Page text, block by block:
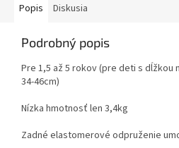
Popis Diskusia
Podrobný popis
Pre 1,5 až 5 rokov (pre deti s dĺžkou
34-46cm)
Nízka hmotnosť len 3,4kg
Zadné elastomerové odpruženie